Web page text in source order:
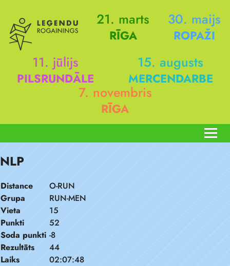
21. marts
RĪGA
30. maijs
ROPAŽI
11. jūlijs
PILSRUNDĀLE
15. augusts
MERCENDARBE
7. novembris
RĪGA
NLP
Distance
O-RUN
Grupa
RUN-MEN
Vieta
15
Punkti
52
Soda punkti -8
Rezultāts
44
Laiks
02:07:48